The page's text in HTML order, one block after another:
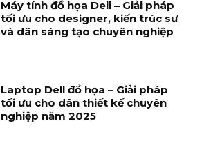
Máy tính đồ họa Dell – Giải pháp
tối ưu cho designer, kiến trúc sư
và dân sáng tạo chuyên nghiệp
Laptop Dell đồ họa – Giải pháp
tối ưu cho dân thiết kế chuyên
nghiệp năm 2025